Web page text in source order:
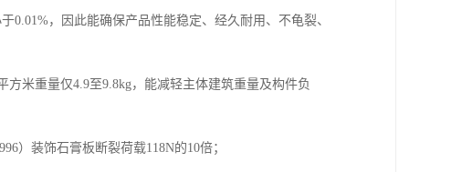
0.01%，因此能确保产品性能稳定、经久耐用、不龟裂、
米重量仅4.9至9.8kg，能减轻主体建筑重量及构件负
）装饰石膏板断裂荷载118N的10倍；